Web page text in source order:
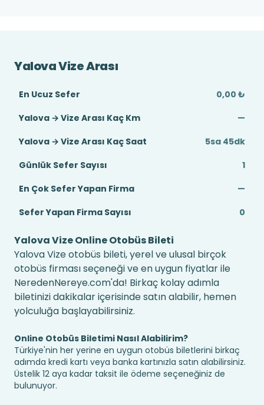
Yalova Vize Arası
En Ucuz Sefer
0,00 ₺
Yalova → Vize Arası Kaç Km
—
Yalova → Vize Arası Kaç Saat
5sa 45dk
Günlük Sefer Sayısı
1
En Çok Sefer Yapan Firma
—
Sefer Yapan Firma Sayısı
0
Yalova Vize Online Otobüs Bileti
Yalova Vize otobüs bileti, yerel ve ulusal birçok
otobüs firması seçeneği ve en uygun fiyatlar ile
NeredenNereye.com'da! Birkaç kolay adımla
biletinizi dakikalar içerisinde satın alabilir, hemen
yolculuğa başlayabilirsiniz.
Online Otobüs Biletimi Nasıl Alabilirim?
Türkiye'nin her yerine en uygun otobüs biletlerini birkaç
adımda kredi kartı veya banka kartınızla satın alabilirsiniz.
Üstelik 12 aya kadar taksit ile ödeme seçeneğiniz de
bulunuyor.